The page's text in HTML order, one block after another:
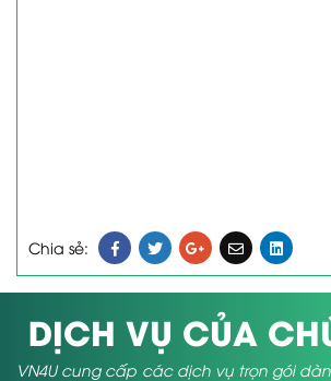
Chia sẻ:
DỊCH VỤ CỦA
VN4U cung cấp các dịch vụ trọn gói